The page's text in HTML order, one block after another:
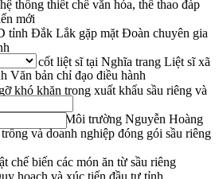
thống thiết chế văn hóa, thể thao đáp
mới
Đắk Lắk gặp mặt Đoàn chuyên gia
hài cốt liệt sĩ tại Nghĩa trang Liệt sĩ xã
khó khăn trong xuất khẩu sầu riêng và
nghiệp và Môi trường Nguyễn Hoàng
và doanh nghiệp đóng gói sầu riêng
chế biến các món ăn từ sầu riêng
Văn bản chỉ đạo điều hành